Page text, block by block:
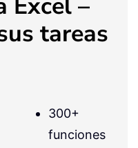
tareas
300+
funciones